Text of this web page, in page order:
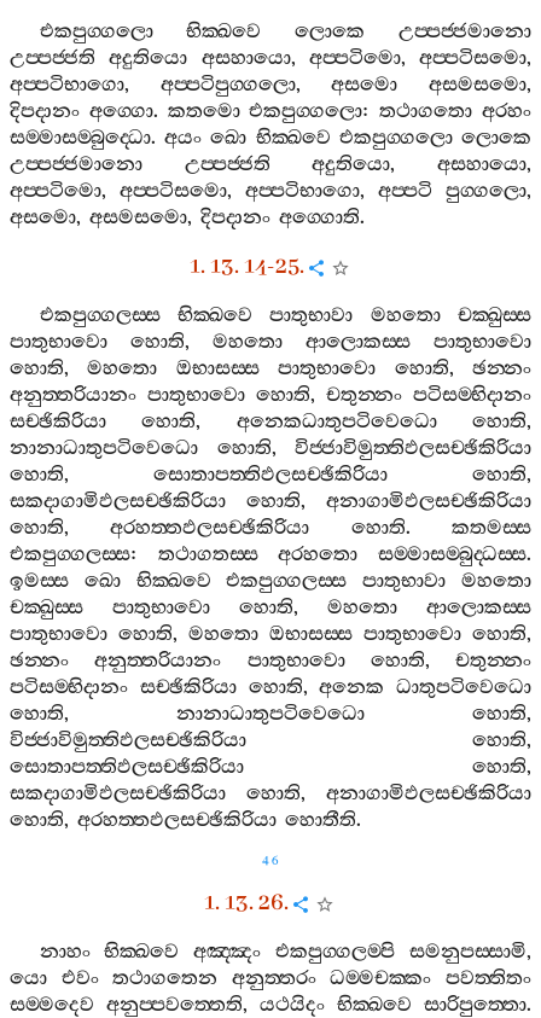
එකපුග‍්ගලො භික‍්ඛවෙ ලොකෙ
උප‍්පජ‍්ජමානො
උප‍්පජ‍්ජති
අදුතියො අසහායො, අප‍්පටිමො, අප‍්පටිසමො,
අප‍්පටිභාගො, අප‍්පටිපුග‍්ගලො,අසමො අසමසමො,
දිපදානං අග‍්ගො. කතමො එකපුග‍්ගලො:තථාගතො අරහං
සම‍්මාසම‍්බුද‍්ධො.අයං ඛො භික‍්ඛවෙ එකපුග‍්ගලො ලොකෙ
උප‍්පජ‍්ජමානො
උප‍්පජ‍්ජති අදුතියො,අසහායො,
අප‍්පටිමො, අප‍්පටිසමො, අප‍්පටිභාගො, අප‍්පටි පුග‍්ගලො,
අසමො, අසමසමො, දිපදානං අග‍්ගොති.
1. 13. 14-25.
එකපුග‍්ගලස‍්ස භික‍්ඛවෙ පාතුභාවා මහතො
චක‍්ඛුස‍්ස
පාතුභාවො
හොති, මහතො ආලොකස‍්ස
පාතුභාවො
හොති,මහතො ඔභාසස‍්ස පාතුභාවො හොති,ඡන‍්නං
අනුත‍්තරියානං පාතුභාවො හොති, චතුන‍්නං පටිසම‍්භිදානං
සච‍්ඡිකිරියා
හොති, අනෙකධාතුපටිවෙධො හොති,
නානාධාතුපටිවෙධො
හොති, විජ‍්ජාවිමුත‍්තිඵලසච‍්ඡිකිරියා
හොති, සොතාපත‍්තිඵලසච‍්ඡිකිරියා හොති,
සකදාගාමිඵලසච‍්ඡිකිරියා
හොති, අනාගාමිඵලසච‍්ඡිකිරියා
හොති,අරහත‍්තඵලසච‍්ඡිකිරියා හොති.කතමස‍්ස
එකපුග‍්ගලස‍්ස: තථාගතස‍්ස අරහතො සම‍්මාසම‍්බුද‍්ධස‍්ස.
ඉමස‍්ස
ඛො භික‍්ඛවෙ එකපුග‍්ගලස‍්ස පාතුභාවා
මහතො
චක‍්ඛුස‍්ස
පාතුභාවො හොති, මහතො
ආලොකස‍්ස
පාතුභාවො හොති, මහතො ඔභාසස‍්ස පාතුභාවො හොති,
ඡන‍්නං
අනුත‍්තරියානං පාතුභාවො හොති, චතුන‍්නං
පටිසම‍්භිදානං සච‍්ඡිකිරියා හොති,අනෙක ධාතුපටිවෙධො
හොති, නානාධාතුපටිවෙධො හොති,
විජ‍්ජාවිමුත‍්තිඵලසච‍්ඡිකිරියා
හොති,
සොතාපත‍්තිඵලසච‍්ඡිකිරියා
හොති,
සකදාගාමිඵලසච‍්ඡිකිරියා
හොති, අනාගාමිඵලසච‍්ඡිකිරියා
හොති, අරහත‍්තඵලසච‍්ඡිකිරියා හොතීති.
46
1. 13. 26.
නාහං භික‍්ඛවෙ අඤ‍්ඤං එකපුග‍්ගලම‍්පි සමනුපස‍්සාමි,
යො
එවං තථාගතෙන අනුත‍්තරං ධම‍්මචක‍්කං
පවත‍්තිතං
සම‍්මදෙව අනුප‍්පවත‍්තෙති, යථයිදං භික‍්ඛවෙ සාරිපුත‍්තො.